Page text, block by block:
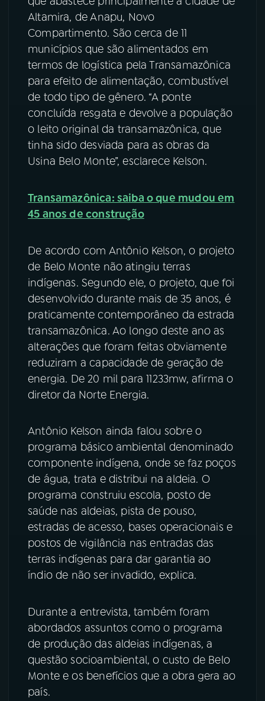
Altamira, de Anapu, Novo
Compartimento. São cerca de 11
municípios que são alimentados em
termos de logística pela Transamazônica
para efeito de alimentação, combustível
de todo tipo de gênero. “A ponte
concluída resgata e devolve a população
o leito original da transamazônica, que
tinha sido desviada para as obras da
Usina Belo Monte”, esclarece Kelson.
Transamazônica: saiba o que mudou em
45 anos de construção
De acordo com Antônio Kelson, o projeto
de Belo Monte não atingiu terras
indígenas. Segundo ele, o projeto, que foi
desenvolvido durante mais de 35 anos, é
praticamente contemporâneo da estrada
transamazônica. Ao longo deste ano as
alterações que foram feitas obviamente
reduziram a capacidade de geração de
energia. De 20 mil para 11233mw, afirma o
diretor da Norte Energia.
Antônio Kelson ainda falou sobre o
programa básico ambiental denominado
componente indígena, onde se faz poços
de água, trata e distribui na aldeia. O
programa construiu escola, posto de
saúde nas aldeias, pista de pouso,
estradas de acesso, bases operacionais e
postos de vigilância nas entradas das
terras indígenas para dar garantia ao
índio de não ser invadido, explica.
Durante a entrevista, também foram
abordados assuntos como o programa
de produção das aldeias indígenas, a
questão socioambiental, o custo de Belo
Monte e os benefícios que a obra gera ao
país.